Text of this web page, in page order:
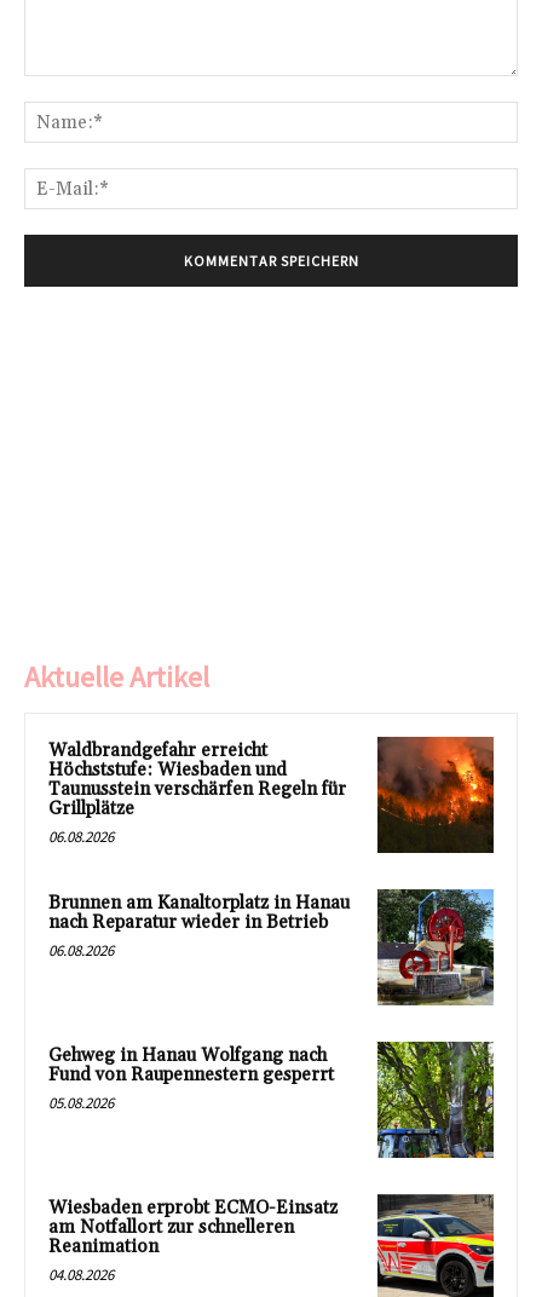
Aktuelle Artikel
Waldbrandgefahr erreicht
Höchststufe: Wiesbaden und
Taunusstein verschärfen Regeln für
Grillplätze
06.08.2026
Brunnen am Kanaltorplatz in Hanau
nach Reparatur wieder in Betrieb
06.08.2026
Gehweg in Hanau Wolfgang nach
Fund von Raupennestern gesperrt
05.08.2026
Wiesbaden erprobt ECMO-Einsatz
am Notfallort zur schnelleren
Reanimation
04.08.2026